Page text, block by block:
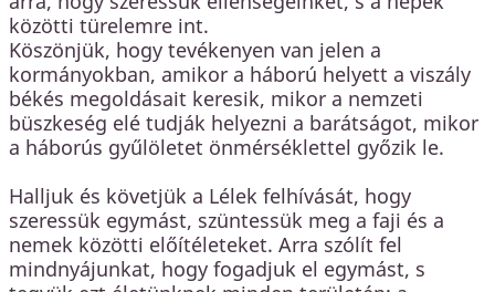
közötti türelemre int.
Köszönjük, hogy tevékenyen van jelen a
kormányokban, amikor a háború helyett a viszály
békés megoldásait keresik, mikor a nemzeti
büszkeség elé tudják helyezni a barátságot, mikor
a háborús gyűlöletet önmérséklettel győzik le.
Halljuk és követjük a Lélek felhívását, hogy
szeressük egymást, szüntessük meg a faji és a
nemek közötti előítéleteket. Arra szólít fel
mindnyájunkat, hogy fogadjuk el egymást, s